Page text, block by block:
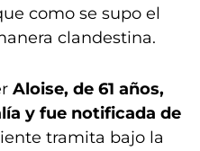
como se supo el
clandestina.
Aloise, de 61 años,
y fue notificada de
tramita bajo la